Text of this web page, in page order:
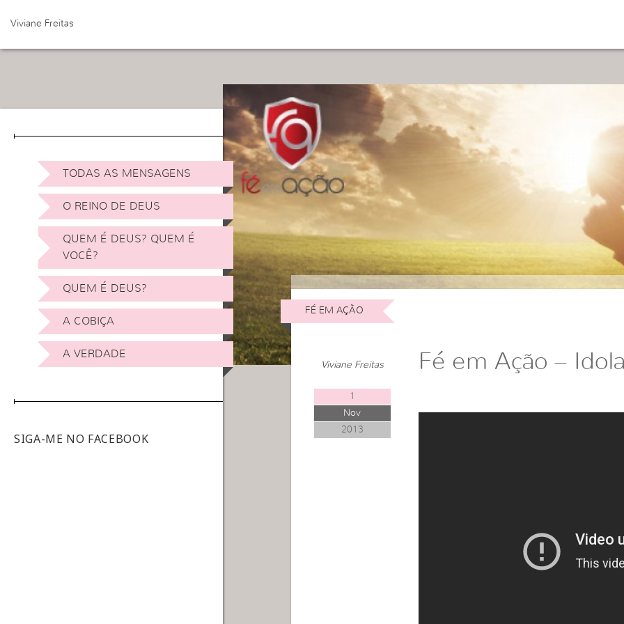
Viviane Freitas
TODAS AS MENSAGENS
O REINO DE DEUS
QUEM É DEUS? QUEM É
VOCÊ?
QUEM É DEUS?
A COBIÇA
A VERDADE
SIGA-ME NO FACEBOOK
FÉ EM AÇÃO
Viviane Freitas
1
Nov
2013
Fé em Ação –